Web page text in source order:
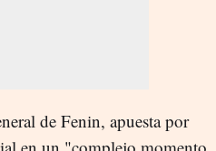
de Fenin, apuesta por